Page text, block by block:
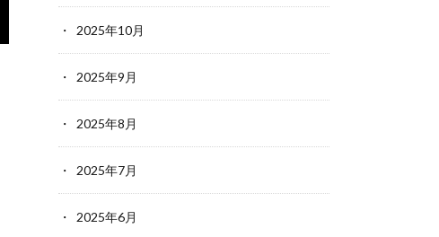
2025年10月
2025年9月
2025年8月
2025年7月
2025年6月